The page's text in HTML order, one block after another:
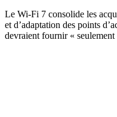
Le Wi-Fi 7 consolide les
et d’adaptation des points
devraient fournir «